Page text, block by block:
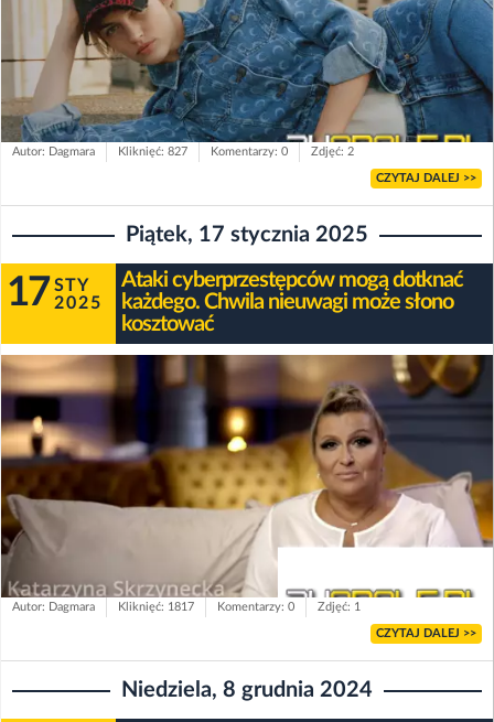
Autor: Dagmara Kliknięć: 827 Komentarzy: 0 Zdjęć: 2
CZYTAJ DALEJ >>
Piątek, 17 stycznia 2025
17 STY
2025
Ataki cyberprzestępców mogą dotknać
każdego. Chwila nieuwagi może słono
kosztować
Autor: Dagmara Kliknięć: 1817 Komentarzy: 0 Zdjęć: 1
CZYTAJ DALEJ >>
Niedziela, 8 grudnia 2024